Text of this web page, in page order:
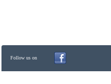
Follow us on